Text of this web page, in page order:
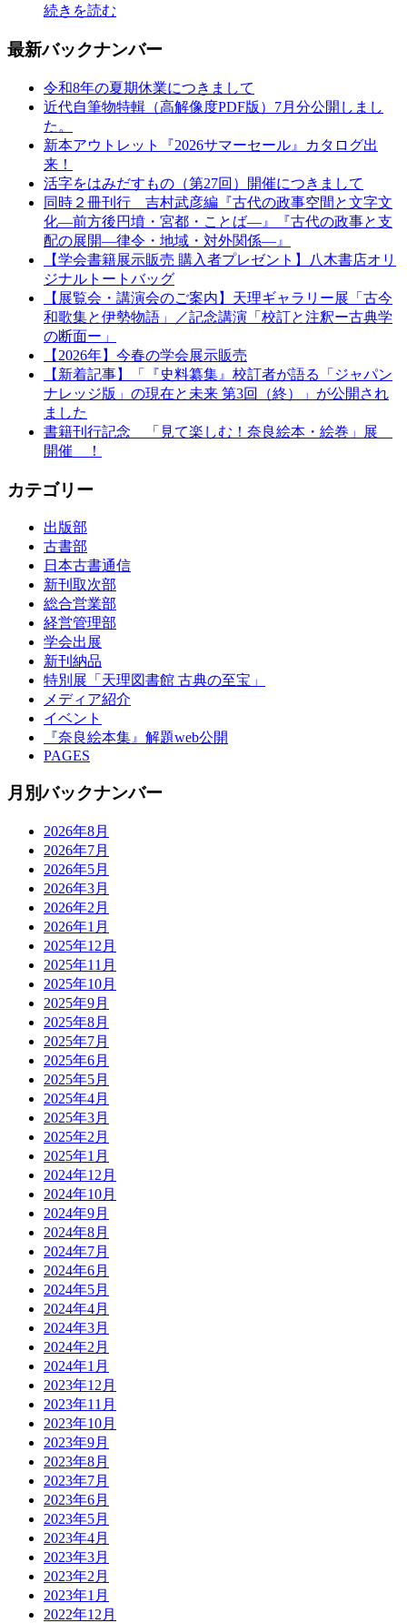
続きを読む
最新バックナンバー
令和8年の夏期休業につきまして
近代自筆物特輯（高解像度PDF版）7月分公開しまし
た。
新本アウトレット『2026サマーセール』カタログ出
来！
活字をはみだすもの（第27回）開催につきまして
同時２冊刊行 吉村武彦編『古代の政事空間と文字文
化—前方後円墳・宮都・ことば—』『古代の政事と支
配の展開—律令・地域・対外関係—』
【学会書籍展示販売 購入者プレゼント】八木書店オリ
ジナルトートバッグ
【展覧会・講演会のご案内】天理ギャラリー展「古今
和歌集と伊勢物語」／記念講演「校訂と注釈ー古典学
の断面ー」
【2026年】今春の学会展示販売
【新着記事】「『史料纂集』校訂者が語る「ジャパン
ナレッジ版」の現在と未来 第3回（終）」が公開され
ました
書籍刊行記念 「見て楽しむ！奈良絵本・絵巻」展
開催 ！
カテゴリー
出版部
古書部
日本古書通信
新刊取次部
総合営業部
経営管理部
学会出展
新刊納品
特別展「天理図書館 古典の至宝」
メディア紹介
イベント
『奈良絵本集』解題web公開
PAGES
月別バックナンバー
2026年8月
2026年7月
2026年5月
2026年3月
2026年2月
2026年1月
2025年12月
2025年11月
2025年10月
2025年9月
2025年8月
2025年7月
2025年6月
2025年5月
2025年4月
2025年3月
2025年2月
2025年1月
2024年12月
2024年10月
2024年9月
2024年8月
2024年7月
2024年6月
2024年5月
2024年4月
2024年3月
2024年2月
2024年1月
2023年12月
2023年11月
2023年10月
2023年9月
2023年8月
2023年7月
2023年6月
2023年5月
2023年4月
2023年3月
2023年2月
2023年1月
2022年12月